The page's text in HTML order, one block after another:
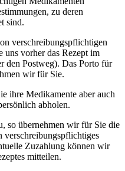
zu deren
sind.
verschreibungspflichtigen
uns vorher das Rezept im
den Postweg). Das Porto für
wir für Sie.
ihre Medikamente aber auch
abholen.
so übernehmen wir für Sie die
verschreibungspflichtiges
Zuzahlung können wir
mitteilen.